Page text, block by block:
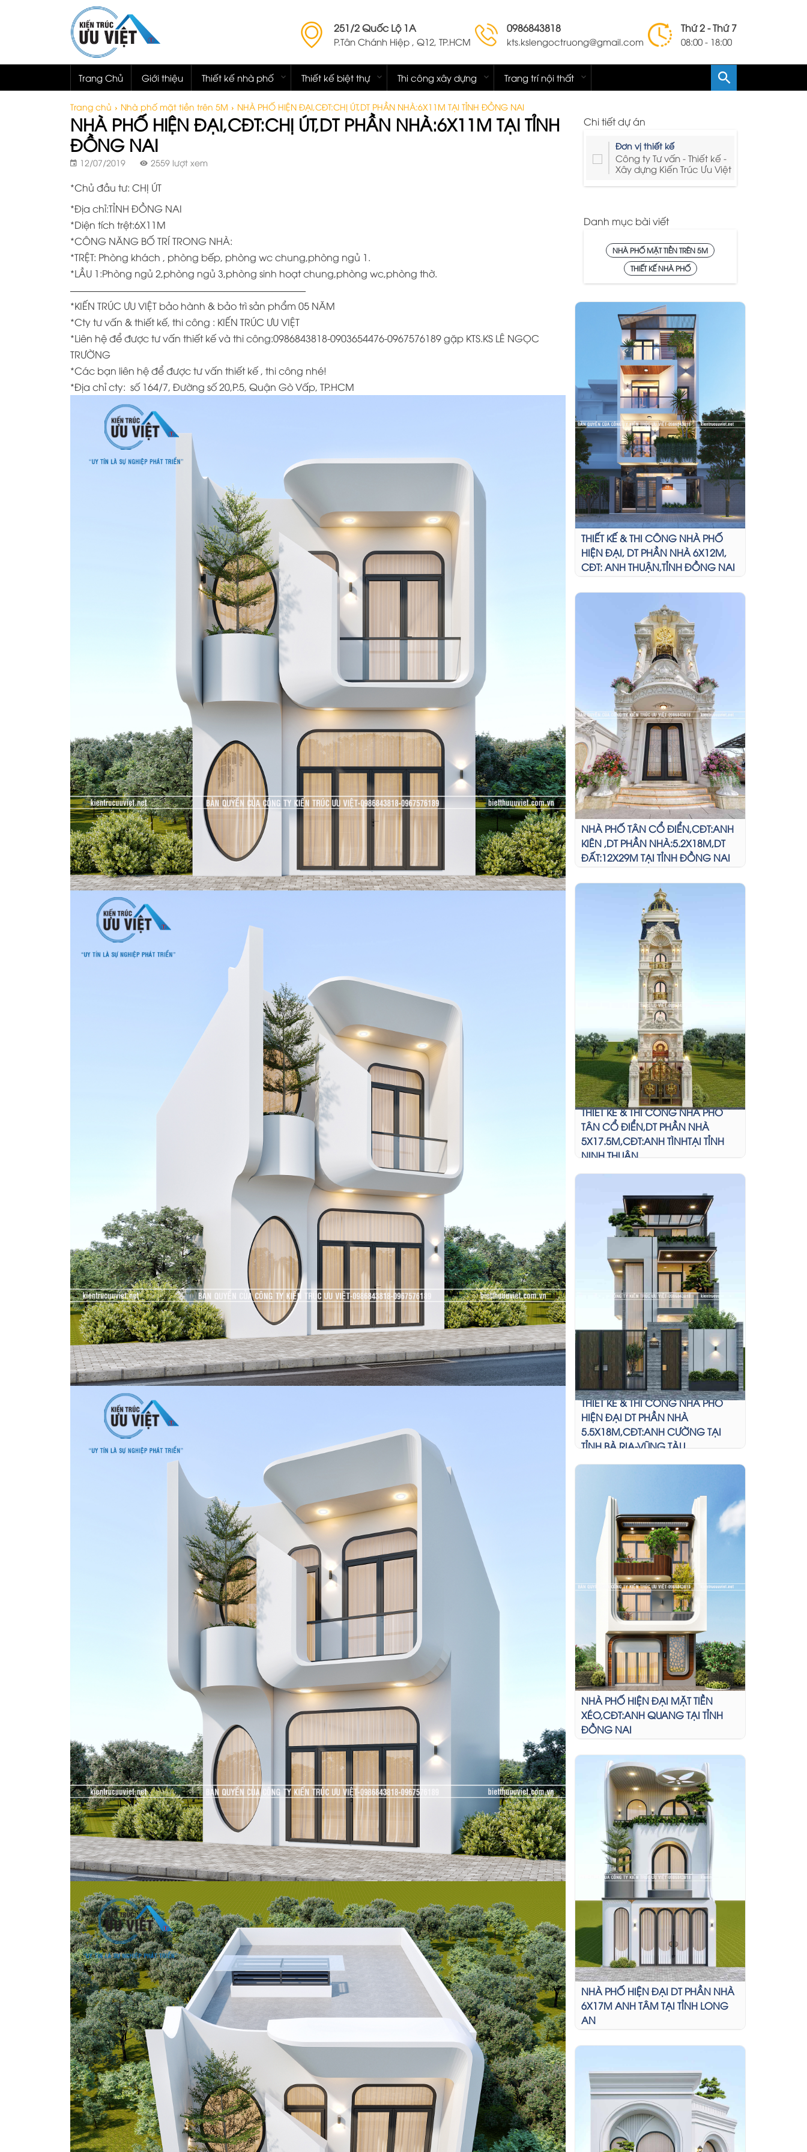
251/2 Quốc Lộ 1A
P.Tân Chánh Hiệp , Q12, TP.HCM
0986843818
kts.kslengoctruong@gmail.com
Thứ 2 - Thứ 7
08:00 - 18:00
Trang Chủ Giới thiệu Thiết kế nhà phố Thiết kế biệt thự Thi công xây dựng Trang trí nội thất
Trang chủ › Nhà phố mặt tiền trên 5M › NHÀ PHỐ HIỆN ĐẠI,CĐT:CHỊ ÚT,DT PHẦN NHÀ:6X11M TẠI TỈNH ĐỒNG NAI
NHÀ PHỐ HIỆN ĐẠI,CĐT:CHỊ ÚT,DT PHẦN NHÀ:6X11M TẠI TỈNH
ĐỒNG NAI
12/07/2019 2559 lượt xem
*Chủ đầu tư: CHỊ ÚT
*Địa chỉ:TỈNH ĐỒNG NAI
*Diện tích trệt:6X11M
*CÔNG NĂNG BỐ TRÍ TRONG NHÀ:
*TRỆT: Phòng khách , phòng bếp, phòng wc chung,phòng ngủ 1.
*LẦU 1:Phòng ngủ 2,phòng ngủ 3,phòng sinh hoạt chung,phòng wc,phòng thờ.
————————————————————————–
*KIẾN TRÚC ƯU VIỆT bảo hành & bảo trì sản phẩm 05 NĂM
*Cty tư vấn & thiết kế, thi công : KIẾN TRÚC ƯU VIỆT
*Liên hệ để được tư vấn thiết kế và thi công:0986843818-0903654476-0967576189 gặp KTS.KS LÊ NGỌC
TRƯỜNG
*Các bạn liên hệ để được tư vấn thiết kế , thi công nhé!
*Địa chỉ cty: số 164/7, Đường số 20,P.5, Quận Gò Vấp, TP.HCM
Chi tiết dự án
Đơn vị thiết kế
Công ty Tư vấn - Thiết kế -
Xây dựng Kiến Trúc Ưu Việt
Danh mục bài viết
NHÀ PHỐ MẶT TIỀN TRÊN 5M
THIẾT KẾ NHÀ PHỐ
THIẾT KẾ & THI CÔNG NHÀ PHỐ
HIỆN ĐẠI, DT PHẦN NHÀ 6X12M,
CĐT: ANH THUẬN,TỈNH ĐỒNG NAI
NHÀ PHỐ TÂN CỔ ĐIỂN,CĐT:ANH
KIÊN ,DT PHẦN NHÀ:5.2X18M,DT
ĐẤT:12X29M TẠI TỈNH ĐỒNG NAI
THIẾT KẾ & THI CÔNG NHÀ PHỐ
TÂN CỔ ĐIỂN,DT PHẦN NHÀ
5X17.5M,CĐT:ANH TÌNHTẠI TỈNH
NINH THUẬN
THIẾT KẾ & THI CÔNG NHÀ PHỐ
HIỆN ĐẠI DT PHẦN NHÀ
5.5X18M,CĐT:ANH CƯỜNG TẠI
TỈNH BÀ RỊA-VŨNG TÀU
NHÀ PHỐ HIỆN ĐẠI MẶT TIỀN
XÉO,CĐT:ANH QUANG TẠI TỈNH
ĐỒNG NAI
NHÀ PHỐ HIỆN ĐẠI DT PHẦN NHÀ
6X17M ANH TÂM TẠI TỈNH LONG
AN